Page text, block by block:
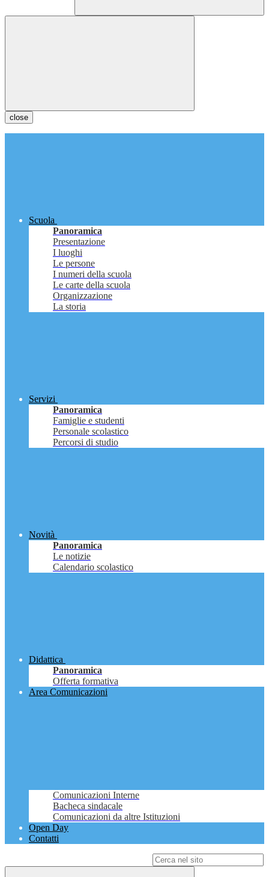
close
Scuola
Panoramica
Presentazione
I luoghi
Le persone
I numeri della scuola
Le carte della scuola
Organizzazione
La storia
Servizi
Panoramica
Famiglie e studenti
Personale scolastico
Percorsi di studio
Novità
Panoramica
Le notizie
Calendario scolastico
Didattica
Panoramica
Offerta formativa
Area Comunicazioni
Comunicazioni Interne
Bacheca sindacale
Comunicazioni da altre Istituzioni
Open Day
Contatti